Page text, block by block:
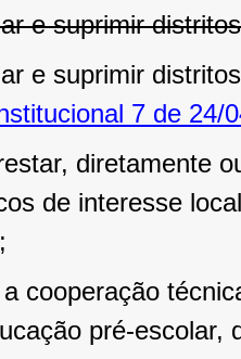
e suprimir
e suprimir
7 de 24/
diretamente
de interesse
cooperação
pré-escolar,